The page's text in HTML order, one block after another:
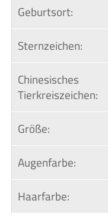
Geburtsort:
Sternzeichen:
Chinesisches
Tierkreiszeichen:
Größe:
Augenfarbe:
Haarfarbe: